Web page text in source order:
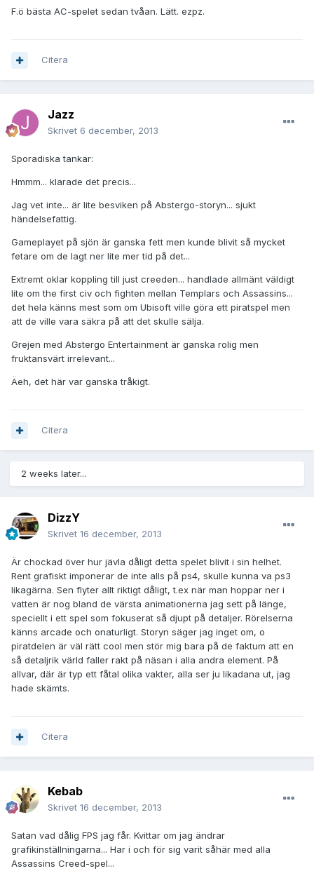
F.ö bästa AC-spelet sedan tvåan. Lätt. ezpz.
Citera
Jazz
Skrivet 6 december, 2013
Sporadiska tankar:
Hmmm... klarade det precis...
Jag vet inte... är lite besviken på Abstergo-storyn... sjukt
händelsefattig.
Gameplayet på sjön är ganska fett men kunde blivit så mycket
fetare om de lagt ner lite mer tid på det...
Extremt oklar koppling till just creeden... handlade allmänt väldigt
lite om the first civ och fighten mellan Templars och Assassins...
det hela känns mest som om Ubisoft ville göra ett piratspel men
att de ville vara säkra på att det skulle sälja.
Grejen med Abstergo Entertainment är ganska rolig men
fruktansvärt irrelevant...
Äeh, det här var ganska tråkigt.
Citera
2 weeks later...
DizzY
Skrivet 16 december, 2013
Är chockad över hur jävla dåligt detta spelet blivit i sin helhet.
Rent grafiskt imponerar de inte alls på ps4, skulle kunna va ps3
likagärna. Sen flyter allt riktigt dåligt, t.ex när man hoppar ner i
vatten är nog bland de värsta animationerna jag sett på länge,
speciellt i ett spel som fokuserat så djupt på detaljer. Rörelserna
känns arcade och onaturligt. Storyn säger jag inget om, o
piratdelen är väl rätt cool men stör mig bara på de faktum att en
så detaljrik värld faller rakt på näsan i alla andra element. På
allvar, där är typ ett fåtal olika vakter, alla ser ju likadana ut, jag
hade skämts.
Citera
Kebab
Skrivet 16 december, 2013
Satan vad dålig FPS jag får. Kvittar om jag ändrar
grafikinställningarna... Har i och för sig varit såhär med alla
Assassins Creed-spel...